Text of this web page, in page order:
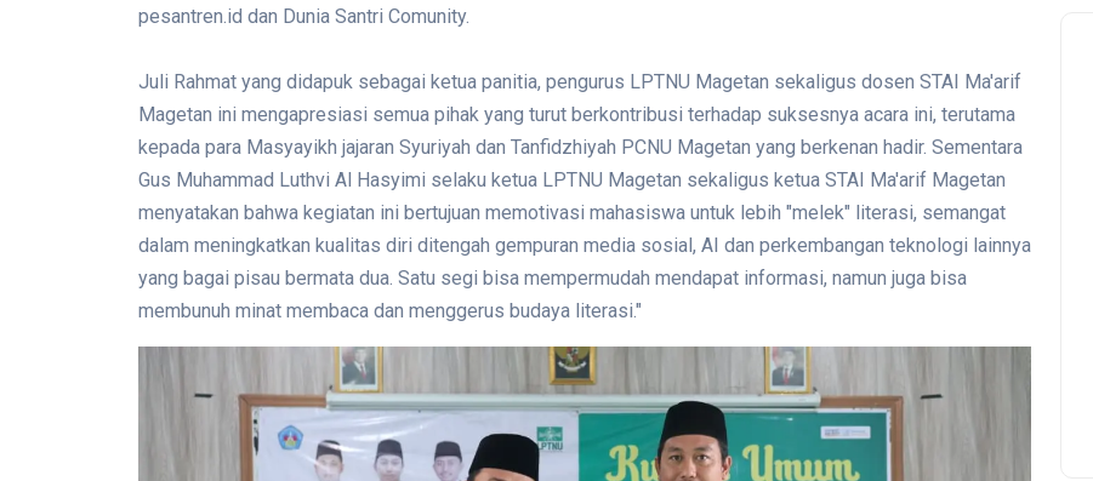
pesantren.id dan Dunia Santri Comunity.
Juli Rahmat yang didapuk sebagai ketua panitia, pengurus LPTNU Magetan sekaligus dosen STAI Ma'arif
Magetan ini mengapresiasi semua pihak yang turut berkontribusi terhadap suksesnya acara ini, terutama
kepada para Masyayikh jajaran Syuriyah dan Tanfidzhiyah PCNU Magetan yang berkenan hadir. Sementara
Gus Muhammad Luthvi Al Hasyimi selaku ketua LPTNU Magetan sekaligus ketua STAI Ma'arif Magetan
menyatakan bahwa kegiatan ini bertujuan memotivasi mahasiswa untuk lebih "melek" literasi, semangat
dalam meningkatkan kualitas diri ditengah gempuran media sosial, AI dan perkembangan teknologi lainnya
yang bagai pisau bermata dua. Satu segi bisa mempermudah mendapat informasi, namun juga bisa
membunuh minat membaca dan menggerus budaya literasi."